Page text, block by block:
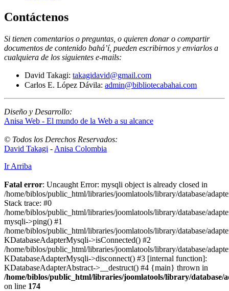
Contáctenos
Si tienen comentarios o preguntas, o quieren donar o compartir
documentos de contenido bahá’í, pueden escribirnos y enviarlos a
cualquiera de los siguientes e-mails:
David Takagi: takagidavid@gmail.com
Carlos E. López Dávila: admin@bibliotecabahai.com
Diseño y Desarrollo:
Anisa Web - El mundo de la Web a su alcance
© Todos los Derechos Reservados:
David Takagi - Anisa Colombia
Ir Arriba
Fatal error: Uncaught Error: mysqli object is already closed in
/home/biblos/public_html/libraries/joomlatools/library/database/
Stack trace: #0
/home/biblos/public_html/libraries/joomlatools/library/database/
mysqli->ping() #1
/home/biblos/public_html/libraries/joomlatools/library/database/
KDatabaseAdapterMysqli->isConnected() #2
/home/biblos/public_html/libraries/joomlatools/library/database/
KDatabaseAdapterMysqli->disconnect() #3 [internal function]:
KDatabaseAdapterAbstract->__destruct() #4 {main} thrown in
/home/biblos/public_html/libraries/joomlatools/library/database/
on line 174